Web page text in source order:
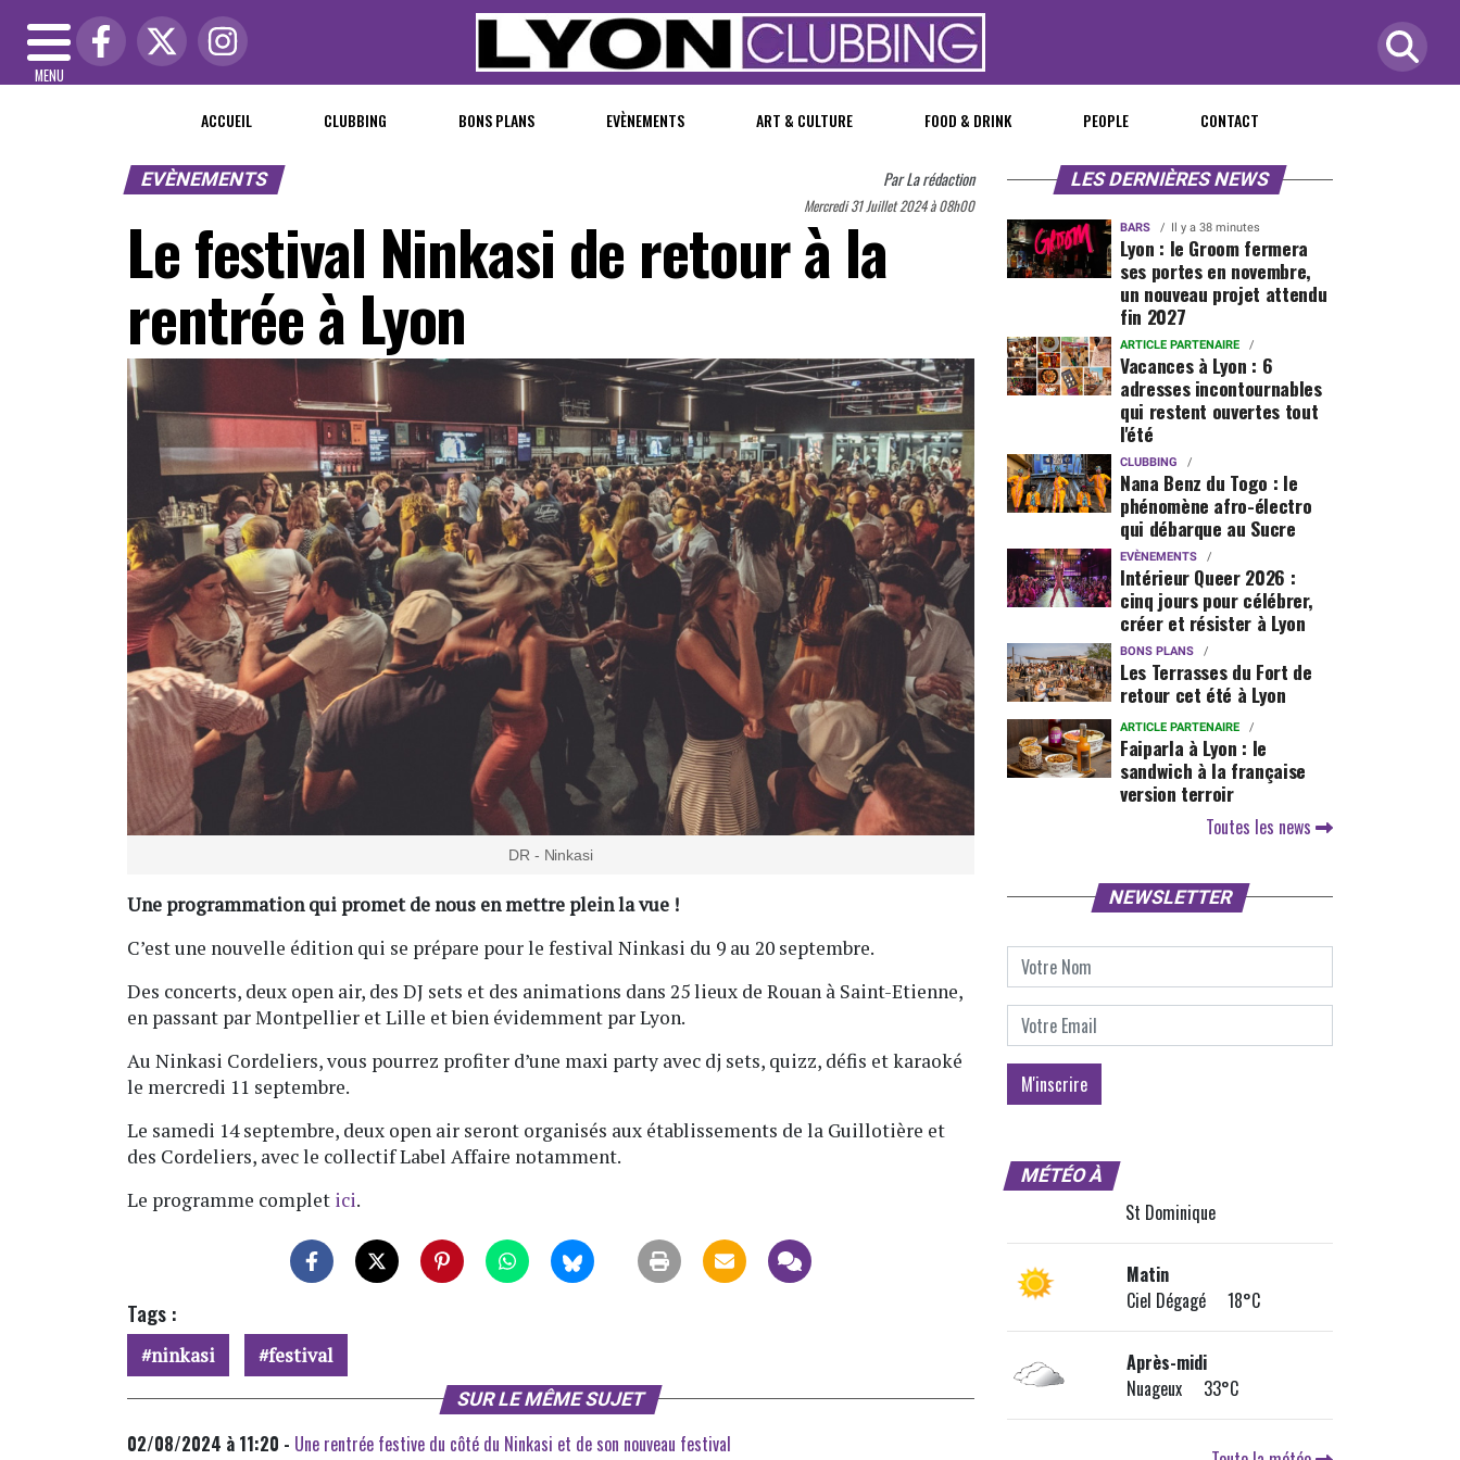
MENU
ACCUEIL CLUBBING BONS PLANS EVÈNEMENTS ART & CULTURE FOOD & DRINK PEOPLE CONTACT
EVÈNEMENTS ParLa rédaction
Mercredi 31 Juillet 2024 à 08h00
Le festival Ninkasi de retour à la
rentrée à Lyon
DR - Ninkasi
Une programmation qui promet de nous en mettre plein la vue !
C’est une nouvelle édition qui se prépare pour le festival Ninkasi du 9 au 20 septembre.
Des concerts, deux open air, des DJ sets et des animations dans 25 lieux de Rouan à Saint-Etienne,
en passant par Montpellier et Lille et bien évidemment par Lyon.
Au Ninkasi Cordeliers, vous pourrez profiter d’une maxi party avec dj sets, quizz, défis et karaoké
le mercredi 11 septembre.
Le samedi 14 septembre, deux open air seront organisés aux établissements de la Guillotière et
des Cordeliers, avec le collectif Label Affaire notamment.
Le programme complet ici.
Tags :
ninkasi festival
SUR LE MÊME SUJET
02/08/2024 à 11:20 - Une rentrée festive du côté du Ninkasi et de son nouveau festival
LES DERNIÈRES NEWS
BARS Il y a 38 minutes
Lyon : le Groom fermera
ses portes en novembre,
un nouveau projet attendu
fin 2027
ARTICLE PARTENAIRE
Vacances à Lyon : 6
adresses incontournables
qui restent ouvertes tout
l'été
CLUBBING
Nana Benz du Togo : le
phénomène afro-électro
qui débarque au Sucre
EVÈNEMENTS
Intérieur Queer 2026 :
cinq jours pour célébrer,
créer et résister à Lyon
BONS PLANS
Les Terrasses du Fort de
retour cet été à Lyon
ARTICLE PARTENAIRE
Faiparla à Lyon : le
sandwich à la française
version terroir
Toutes les news
NEWSLETTER
MÉTÉO À
St Dominique
Matin
Ciel Dégagé 18°C
Après-midi
Nuageux 33°C